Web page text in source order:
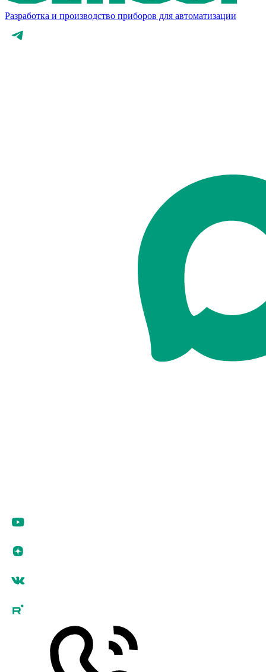
Разработка и производство приборов для автоматизации